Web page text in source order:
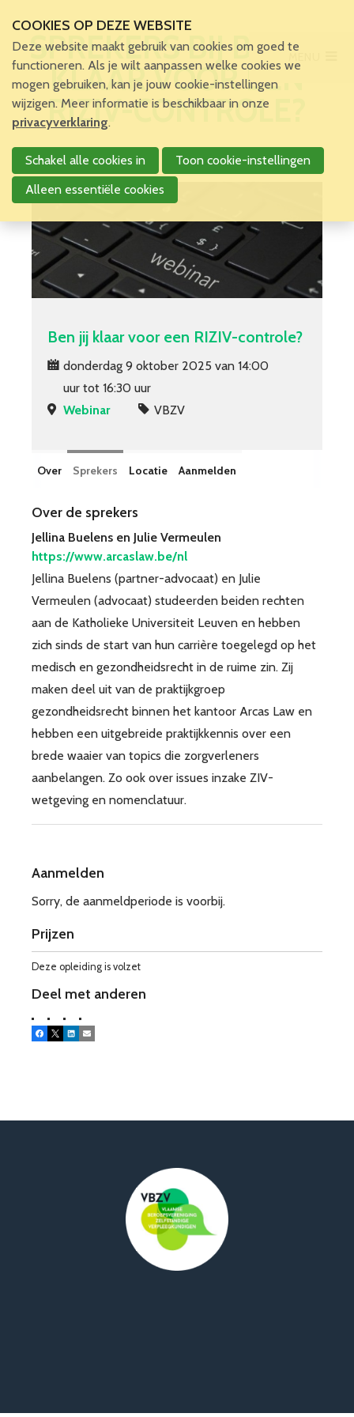
SPREKERS BIJ BEN JIJ
KLAAR VOOR EEN
RIZIV-CONTROLE?
Ben jij klaar voor een RIZIV-controle?
donderdag 9 oktober 2025 van 14:00
uur tot 16:30 uur
Webinar
VBZV
Over Sprekers Locatie Aanmelden
Over de sprekers
Jellina Buelens en Julie Vermeulen
https://www.arcaslaw.be/nl
Jellina Buelens (partner-advocaat) en Julie
Vermeulen (advocaat) studeerden beiden rechten
aan de Katholieke Universiteit Leuven en hebben
zich sinds de start van hun carrière toegelegd op het
medisch en gezondheidsrecht in de ruime zin. Zij
maken deel uit van de praktijkgroep
gezondheidsrecht binnen het kantoor Arcas Law en
hebben een uitgebreide praktijkkennis over een
brede waaier van topics die zorgverleners
aanbelangen. Zo ook over issues inzake ZIV-
wetgeving en nomenclatuur.
Aanmelden
Sorry, de aanmeldperiode is voorbij.
Prijzen
Deze opleiding is volzet
Deel met anderen
Facebook
X LinkedInE-mail
Main Menu
COOKIES OP DEZE WEBSITE
Deze website maakt gebruik van cookies om goed te
functioneren. Als je wilt aanpassen welke cookies we
mogen gebruiken, kan je jouw cookie-instellingen
wijzigen. Meer informatie is beschikbaar in onze
privacyverklaring.
Schakel alle cookies in
Toon cookie-instellingen
Alleen essentiële cookies